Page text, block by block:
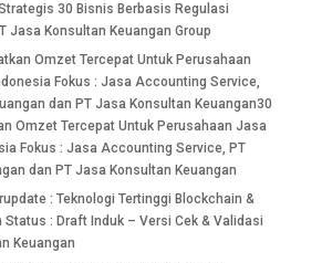
30 Bisnis Berbasis Regulasi
Jasa Konsultan Keuangan Group
Omzet Tercepat Untuk Perusahaan
Fokus : Jasa Accounting Service,
dan PT Jasa Konsultan Keuangan30
Omzet Tercepat Untuk Perusahaan Jasa
Fokus : Jasa Accounting Service, PT
dan PT Jasa Konsultan Keuangan
: Teknologi Tertinggi Blockchain &
: Draft Induk – Versi Cek & Validasi
Keuangan